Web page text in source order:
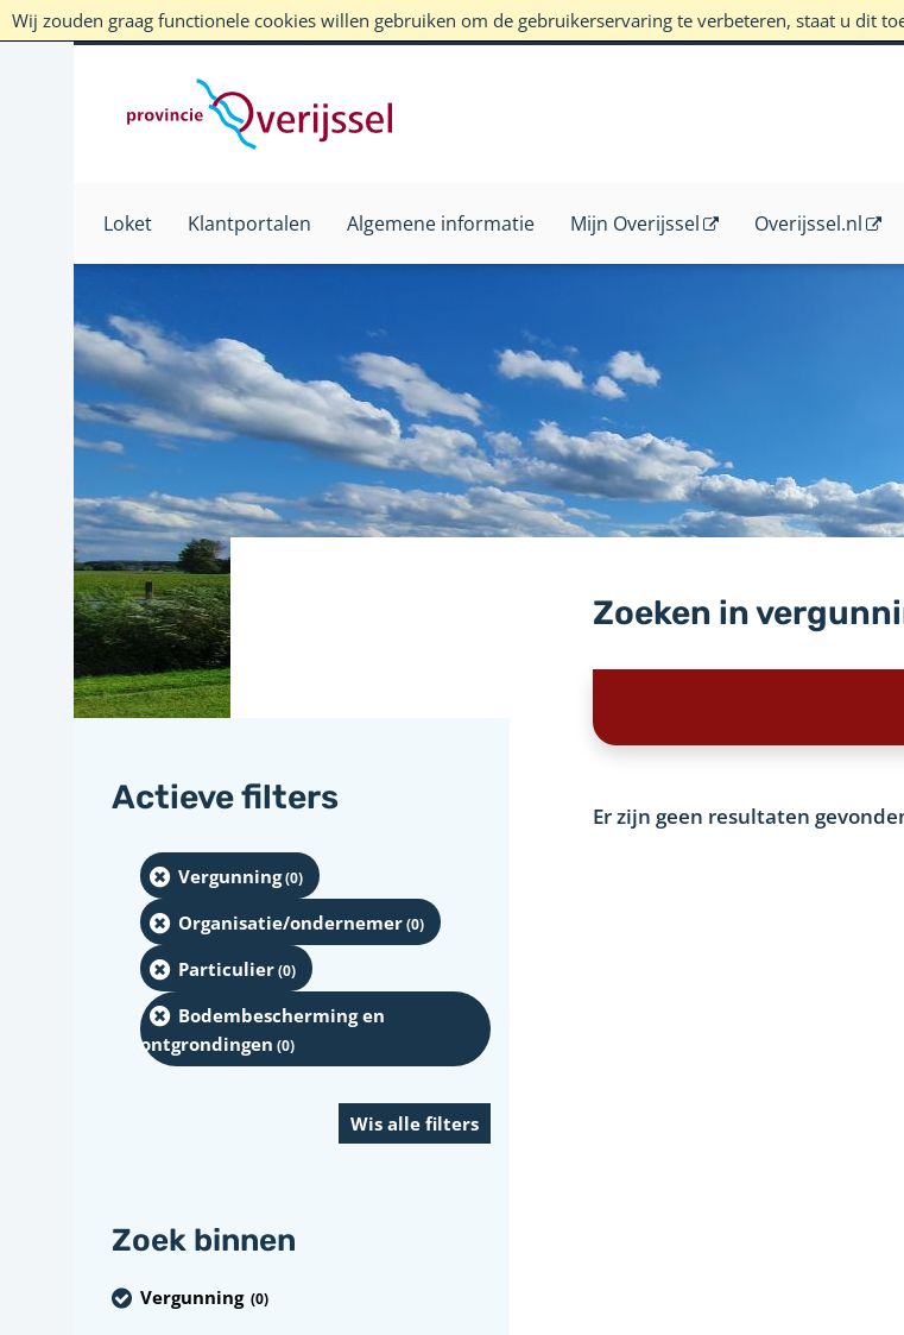
Wij zouden graag functionele cookies willen gebruiken om de gebruikerservaring te verbeteren, staat u dit
Loket Klantportalen Algemene informatie Mijn Overijssel Overijssel.nl
Zoeken in
Er zijn geen resultaten
Actieve filters
Vergunning(0)
Organisatie/ondernemer(0)
Particulier(0)
Bodembescherming en
ontgrondingen (0)
Zoek binnen
Vergunning (0)